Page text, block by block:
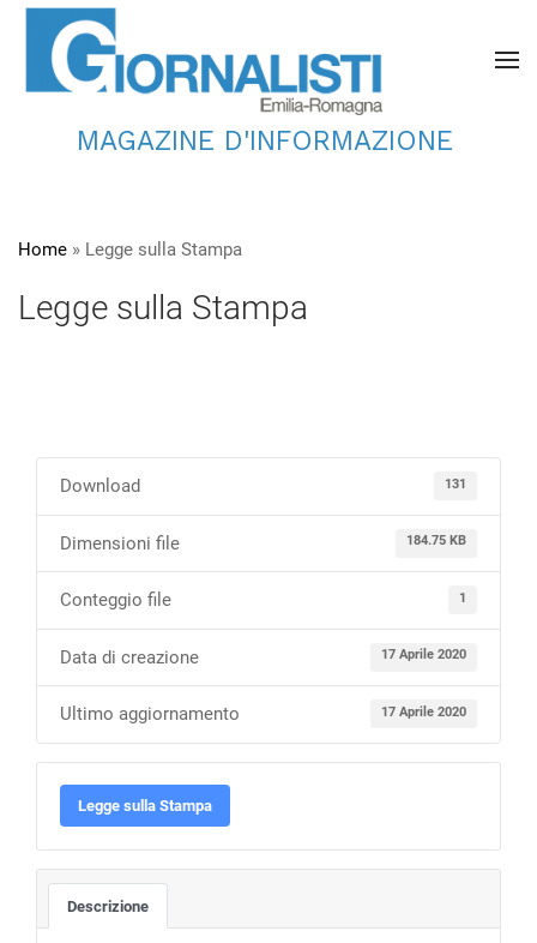
MAGAZINE D'INFORMAZIONE
Home » Legge sulla Stampa
Legge sulla Stampa
Download 131
Dimensioni file 184.75 KB
Conteggio file 1
Data di creazione 17 Aprile 2020
Ultimo aggiornamento 17 Aprile 2020
Legge sulla Stampa
Descrizione